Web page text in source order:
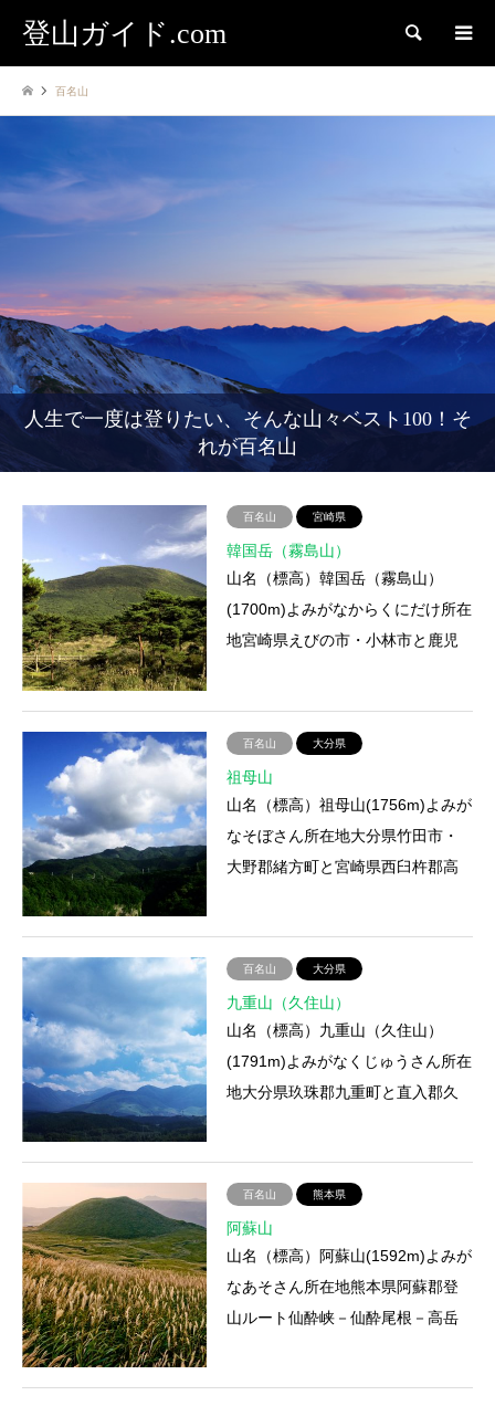
登山ガイド.com 検索
百名山
人生で一度は登りたい、そんな山々ベスト100！そ
れが百名山
百名山 宮崎県
韓国岳（霧島山）
山名（標高）韓国岳（霧島山）
(1700m)よみがなからくにだけ所在
地宮崎県えびの市・小林市と鹿児
百名山 大分県
祖母山
山名（標高）祖母山(1756m)よみが
なそぼさん所在地大分県竹田市・
大野郡緒方町と宮崎県西臼杵郡高
百名山 大分県
九重山（久住山）
山名（標高）九重山（久住山）
(1791m)よみがなくじゅうさん所在
地大分県玖珠郡九重町と直入郡久
百名山 熊本県
阿蘇山
山名（標高）阿蘇山(1592m)よみが
なあそさん所在地熊本県阿蘇郡登
山ルート仙酔峡－仙酔尾根－高岳